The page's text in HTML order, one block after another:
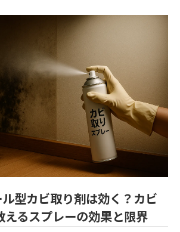
型カビ取り剤は効く？カビ
えるスプレーの効果と限界